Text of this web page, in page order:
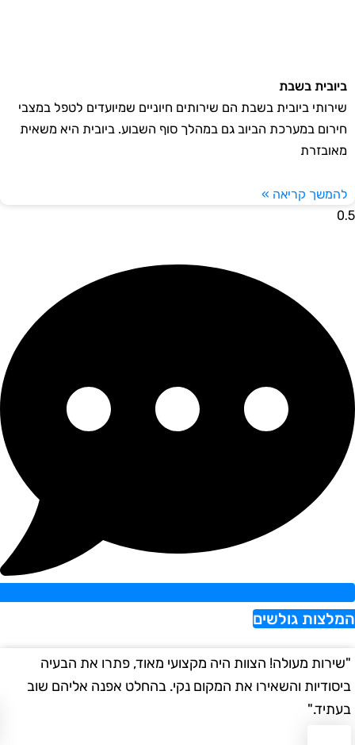
בשבת
ביובית בשבת הם שירותים חיוניים שמיועדים לטפל במצבי
במערכת הביוב גם במהלך סוף השבוע. ביובית היא משאית
קריאה »
גולשים
מעולה! הצוות היה מקצועי מאוד, פתרו את הבעיה
והשאירו את המקום נקי. בהחלט אפנה אליהם שוב